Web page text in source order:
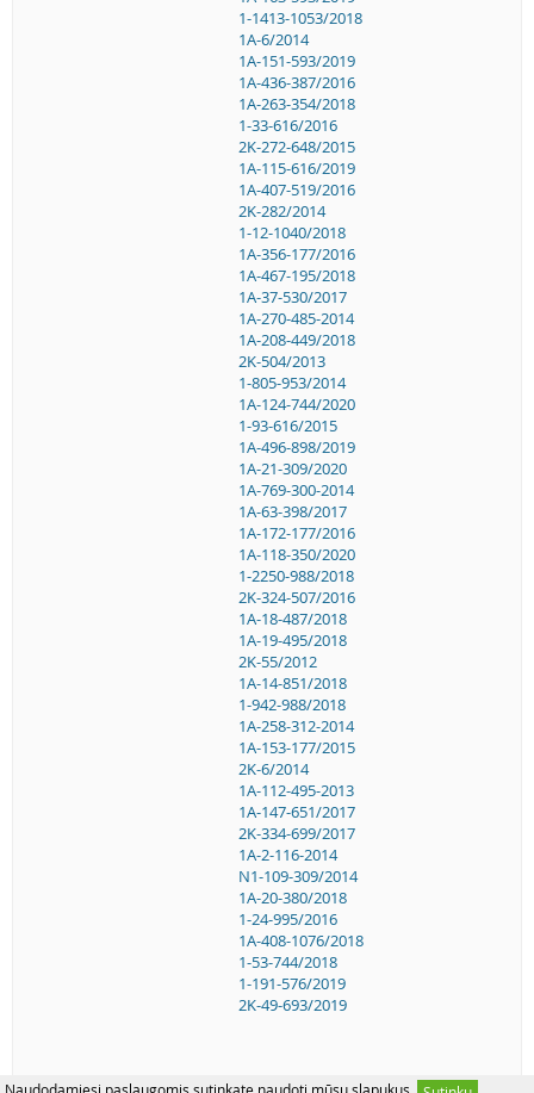
1-1413-1053/2018
1A-6/2014
1A-151-593/2019
1A-436-387/2016
1A-263-354/2018
1-33-616/2016
2K-272-648/2015
1A-115-616/2019
1A-407-519/2016
2K-282/2014
1-12-1040/2018
1A-356-177/2016
1A-467-195/2018
1A-37-530/2017
1A-270-485-2014
1A-208-449/2018
2K-504/2013
1-805-953/2014
1A-124-744/2020
1-93-616/2015
1A-496-898/2019
1A-21-309/2020
1A-769-300-2014
1A-63-398/2017
1A-172-177/2016
1A-118-350/2020
1-2250-988/2018
2K-324-507/2016
1A-18-487/2018
1A-19-495/2018
2K-55/2012
1A-14-851/2018
1-942-988/2018
1A-258-312-2014
1A-153-177/2015
2K-6/2014
1A-112-495-2013
1A-147-651/2017
2K-334-699/2017
1A-2-116-2014
N1-109-309/2014
1A-20-380/2018
1-24-995/2016
1A-408-1076/2018
1-53-744/2018
1-191-576/2019
2K-49-693/2019